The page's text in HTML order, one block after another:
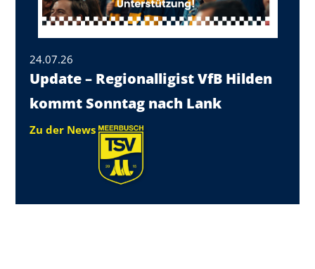
24.07.26
Update – Regionalligist VfB Hilden
kommt Sonntag nach Lank
Zu der News